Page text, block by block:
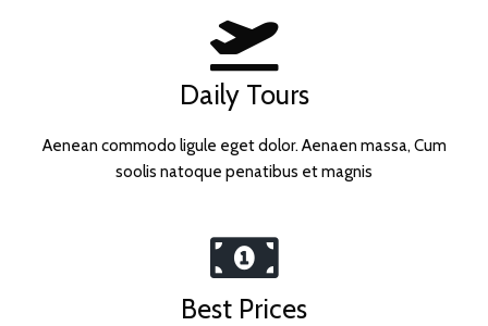
Daily Tours
Aenean commodo ligule eget dolor. Aenaen massa, Cum
soolis natoque penatibus et magnis
Best Prices